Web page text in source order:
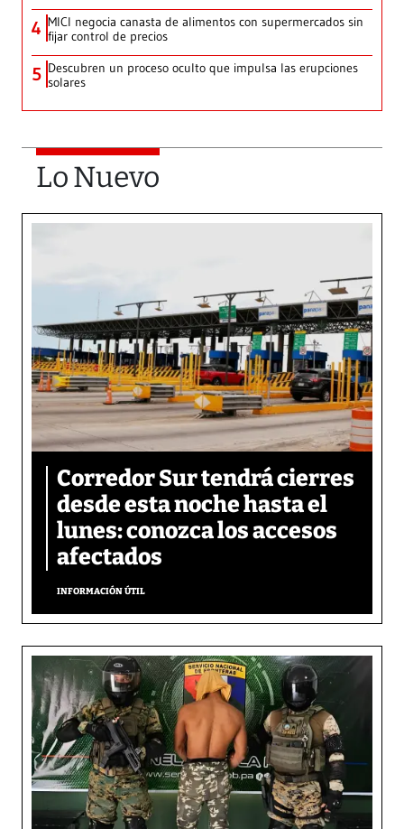
4 MICI negocia canasta de alimentos con supermercados sin
fijar control de precios
5 Descubren un proceso oculto que impulsa las erupciones
solares
Lo Nuevo
Corredor Sur tendrá cierres
desde esta noche hasta el
lunes: conozca los accesos
afectados
INFORMACIÓN ÚTIL